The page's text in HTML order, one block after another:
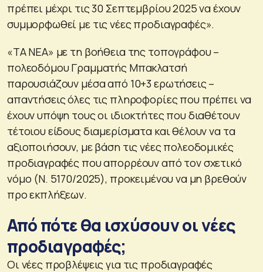
πρέπει μέχρι τις 30 Σεπτεμβρίου 2025 να έχουν
συμμορφωθεί με τις νέες προδιαγραφές».
«ΤΑ ΝΕΑ» με τη βοήθεια της τοπογράφου –
πολεοδόμου Γραμματής Μπακλατσή
παρουσιάζουν μέσα από 10+3 ερωτήσεις –
απαντήσεις όλες τις πληροφορίες που πρέπει να
έχουν υπόψη τους οι ιδιοκτήτες που διαθέτουν
τέτοιου είδους διαμερίσματα και θέλουν να τα
αξιοποιήσουν, με βάση τις νέες πολεοδομικές
προδιαγραφές που απορρέουν από τον σχετικό
νόμο (Ν. 5170/2025), προκειμένου να μη βρεθούν
προ εκπλήξεων.
Από πότε θα ισχύσουν οι νέες
προδιαγραφές;
Οι νέες προβλέψεις για τις προδιαγραφές